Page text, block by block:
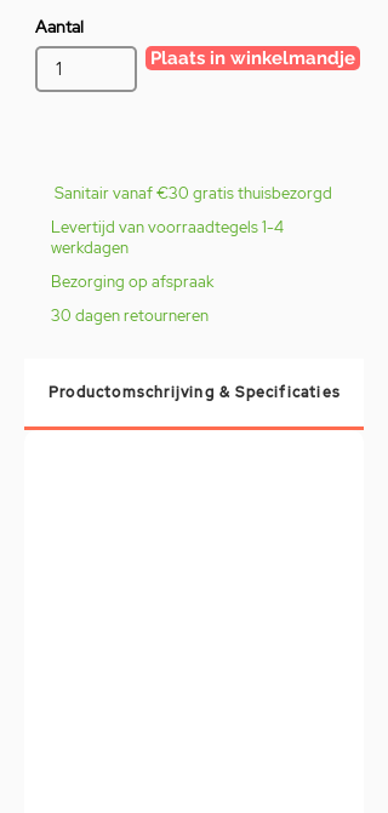
Aantal
Plaats in winkelmandje
Sanitair vanaf €30 gratis thuisbezorgd
Levertijd van voorraadtegels 1-4
werkdagen
Bezorging op afspraak
30 dagen retourneren
Productomschrijving & Specificaties